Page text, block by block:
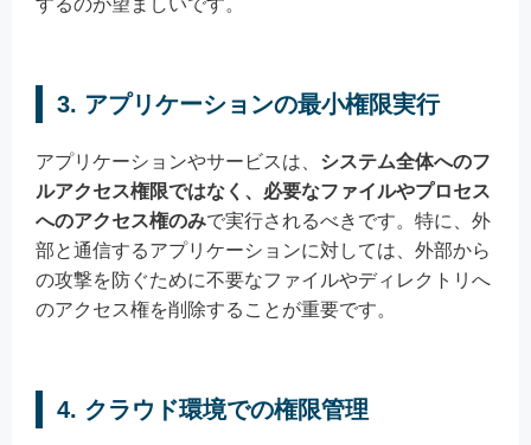
3. アプリケーションの最小権限実行
アプリケーションやサービスは、 システム全体へのフ
ルアクセス権限ではなく、必要なファイルやプロセス
へのアクセス権のみで実行されるべきです。特に、外
部と通信するアプリケーションに対しては、外部から
の攻撃を防ぐために不要なファイルやディレクトリへ
のアクセス権を削除することが重要です。
4. クラウド環境での権限管理